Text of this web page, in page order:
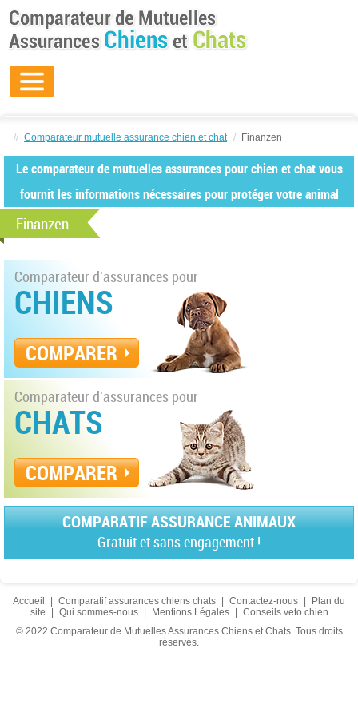
// Comparateur mutuelle assurance chien et chat / Finanzen
Le comparateur de mutuelles assurances pour chien et chat vous
fournit les informations nécessaires pour protéger votre animal
Finanzen
Comparateur d'assurances pour
CHIENS
COMPARER
Comparateur d'assurances pour
CHATS
COMPARER
COMPARATIF ASSURANCE ANIMAUX
Gratuit et sans engagement !
Accueil Comparatif assurances chiens chats Contactez-nous
Plan du
site
Qui sommes-nous Mentions Légales
Conseils veto chien
© 2022 Comparateur de Mutuelles Assurances Chiens et Chats. Tous droits
réservés.